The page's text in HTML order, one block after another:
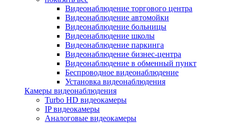
Видеонаблюдение торгового центра
Видеонаблюдение автомойки
Видеонаблюдение больницы
Видеонаблюдение школы
Видеонаблюдение паркинга
Видеонаблюдение бизнес-центра
Видеонаблюдение в обменный пункт
Беспроводное видеонаблюдение
Установка видеонаблюдения
Камеры видеонаблюдения
Turbo HD видеокамеры
IP видеокамеры
Аналоговые видеокамеры